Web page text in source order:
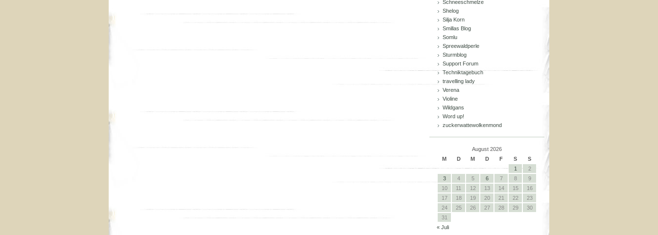
Schneeschmelze
Shelog
Silja Korn
Smillas Blog
Somlu
Spreewaldperle
Sturmblog
Support Forum
Techniktagebuch
travelling lady
Verena
Violine
Wildgans
Word up!
zuckerwattewolkenmond
August 2026
M
D M D F S
S
1
2
3
4 5 6 7 8
9
10
11 12 13 14 15
16
17
18 19 20 21 22
23
24
25 26 27 28 29
30
31
« Juli